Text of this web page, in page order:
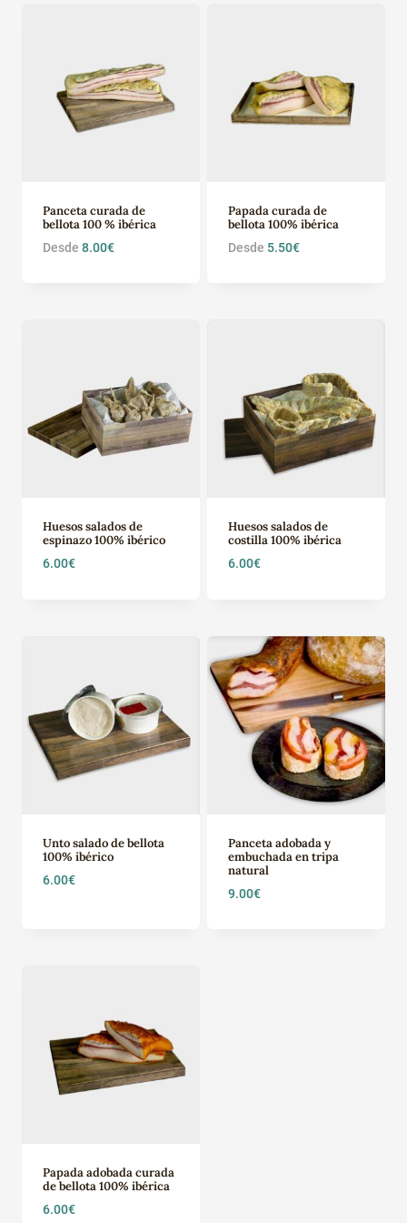
Panceta curada de
bellota 100 % ibérica
Desde 8.00€
Papada curada de
bellota 100% ibérica
Desde 5.50€
Huesos salados de
espinazo 100% ibérico
6.00€
Huesos salados de
costilla 100% ibérica
6.00€
Unto salado de bellota
100% ibérico
6.00€
Panceta adobada y
embuchada en tripa
natural
9.00€
Papada adobada curada
de bellota 100% ibérica
6.00€